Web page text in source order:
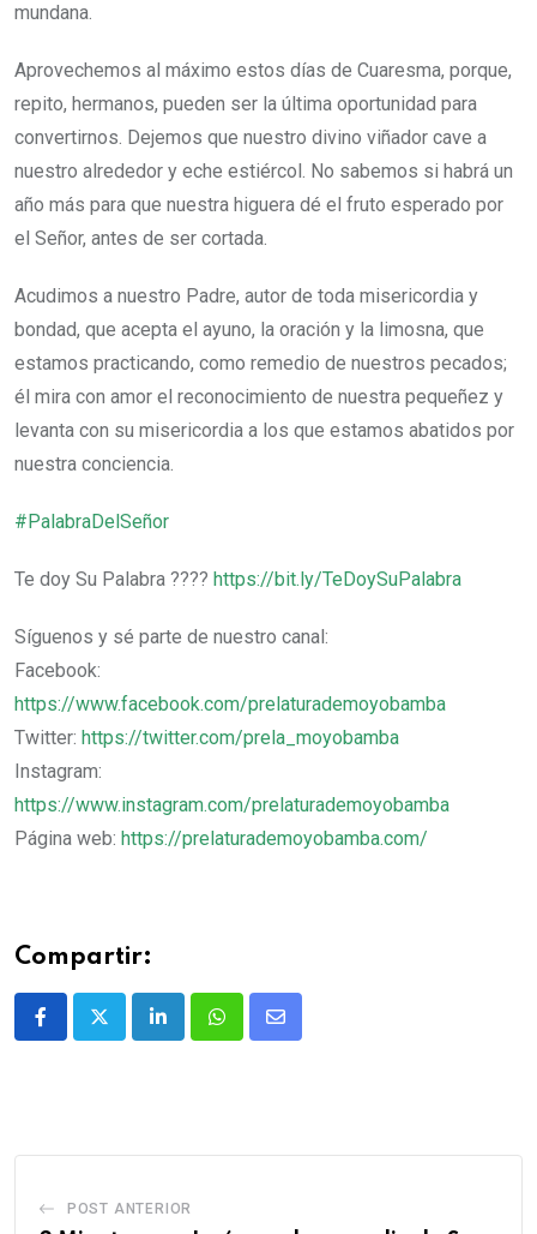
mundana.
Aprovechemos al máximo estos días de Cuaresma, porque,
repito, hermanos, pueden ser la última oportunidad para
convertirnos. Dejemos que nuestro divino viñador cave a
nuestro alrededor y eche estiércol. No sabemos si habrá un
año más para que nuestra higuera dé el fruto esperado por
el Señor, antes de ser cortada.
Acudimos a nuestro Padre, autor de toda misericordia y
bondad, que acepta el ayuno, la oración y la limosna, que
estamos practicando, como remedio de nuestros pecados;
él mira con amor el reconocimiento de nuestra pequeñez y
levanta con su misericordia a los que estamos abatidos por
nuestra conciencia.
#PalabraDelSeñor
Te doy Su Palabra​​​​​​​​​​​​​​​​ ???? https://bit.ly/TeDoySuPalabra
Síguenos y sé parte de nuestro canal:
Facebook:
https://www.facebook.com/prelaturademoyobamba
Twitter: https://twitter.com/prela_moyobamba​
Instagram:
https://www.instagram.com/prelaturademoyobamba
Página web: https://prelaturademoyobamba.com/
Compartir:
POST ANTERIOR